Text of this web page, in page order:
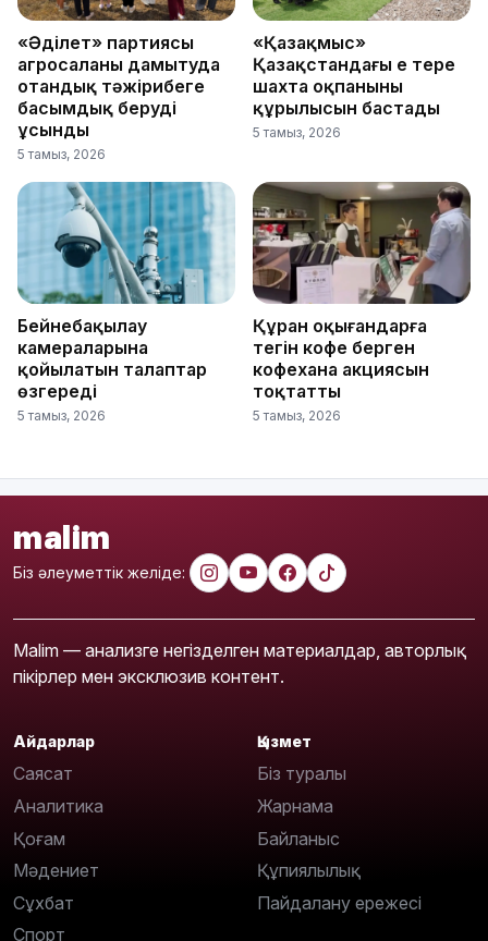
«Әділет» партиясы
агросаланы дамытуда
отандық тәжірибеге
басымдық беруді
ұсынды
5 тамыз, 2026
«Қазақмыс»
Қазақстандағы ең терең
шахта оқпанының
құрылысын бастады
5 тамыз, 2026
Бейнебақылау
камераларына
қойылатын талаптар
өзгереді
5 тамыз, 2026
Құран оқығандарға
тегін кофе берген
кофехана акциясын
тоқтатты
5 тамыз, 2026
malim
Біз әлеуметтік желіде:
Malim — анализге негізделген материалдар, авторлық
пікірлер мен эксклюзив контент.
Айдарлар
Саясат
Аналитика
Қоғам
Мәдениет
Сұхбат
Спорт
Қызмет
Біз туралы
Жарнама
Байланыс
Құпиялылық
Пайдалану ережесі